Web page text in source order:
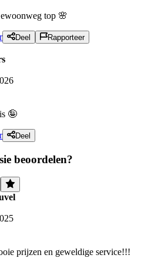
top 🌸
Deel Rapporteer
🤪
Deel
beoordelen?
prijzen en geweldige service!!!